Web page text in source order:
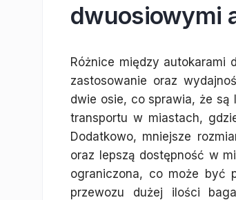
dwuosiowymi
Różnice między autokarami
zastosowanie oraz
dwie osie, co sprawia, że
transportu w miastach,
Dodatkowo, mniejsze
oraz lepszą dostępność w
ograniczona, co może być
przewozu dużej ilości